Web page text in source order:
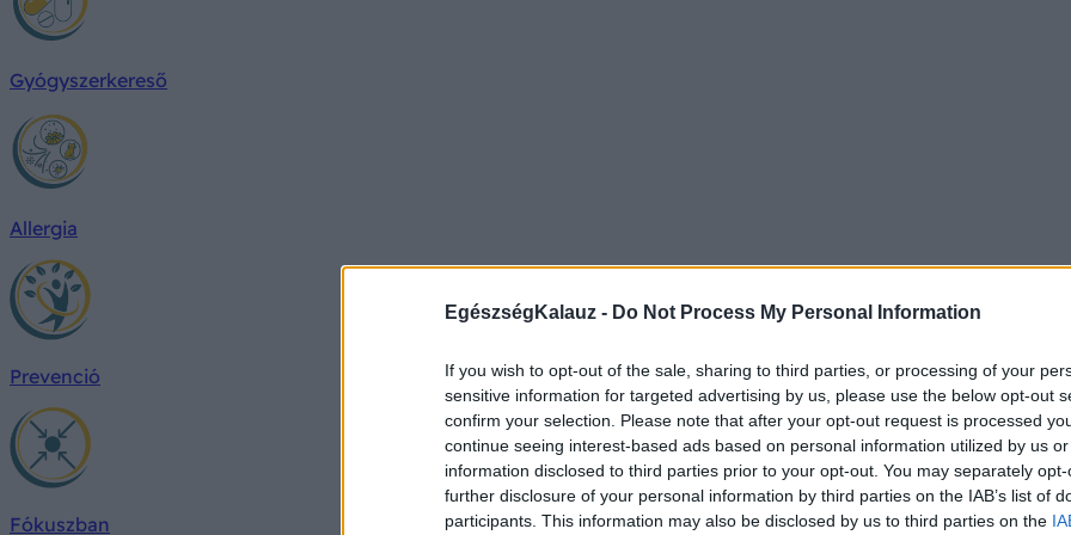
EgészségKalauz - Do Not Process My Personal Information
If you wish to opt-out of the sale, sharing to third parties, or processing of your
sensitive information for targeted advertising by us, please use the below opt-out
confirm your selection. Please note that after your opt-out request is processed
continue seeing interest-based ads based on personal information utilized by us
information disclosed to third parties prior to your opt-out. You may separately
further disclosure of your personal information by third parties on the IAB’s list of
participants. This information may also be disclosed by us to third parties on the
Gyógyszerkereső
Allergia
Prevenció
Fókuszban